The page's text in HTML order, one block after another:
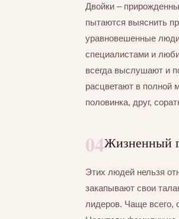
Двойки –
пытаются выяснить
уравновешенные
специалистами и
всегда выслушают и
расцветают в полной
половинка, друг,
04Жизненный
Этих людей нельзя
закапывают свои
лидеров. Чаще всего,